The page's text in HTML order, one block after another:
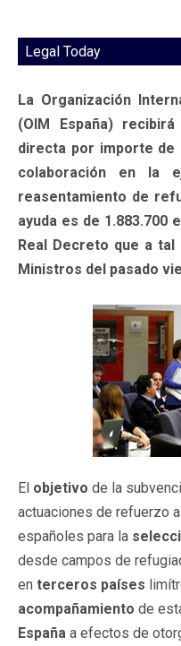
Legal Today
La Organización
(OIM España)
directa por importe de
colaboración en la
reasentamiento de
ayuda es de 1.883.700
Real Decreto que a
Ministros del pasado
El objetivo de la
actuaciones de refuerzo
españoles para la
desde campos de
en terceros países
acompañamiento de
España a efectos de